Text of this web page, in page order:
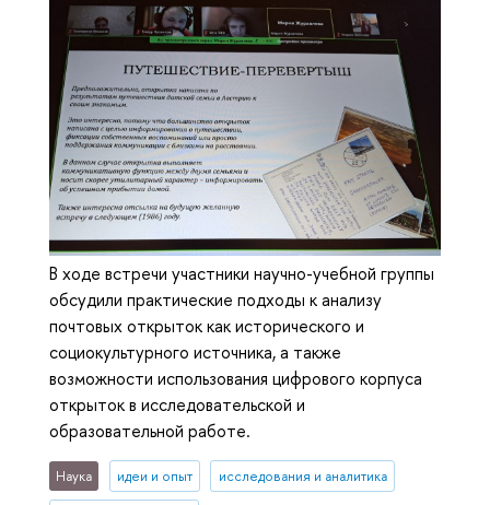
В ходе встречи участники научно-учебной группы
обсудили практические подходы к анализу
почтовых открыток как исторического и
социокультурного источника, а также
возможности использования цифрового корпуса
открыток в исследовательской и
образовательной работе.
Наука идеи и опыт исследования и аналитика